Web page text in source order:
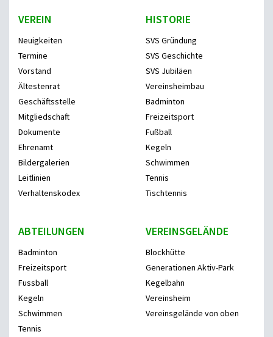
VEREIN
Neuigkeiten
Termine
Vorstand
Ältestenrat
Geschäftsstelle
Mitgliedschaft
Dokumente
Ehrenamt
Bildergalerien
Leitlinien
Verhaltenskodex
HISTORIE
SVS Gründung
SVS Geschichte
SVS Jubiläen
Vereinsheimbau
Badminton
Freizeitsport
Fußball
Kegeln
Schwimmen
Tennis
Tischtennis
ABTEILUNGEN
Badminton
Freizeitsport
Fussball
Kegeln
Schwimmen
Tennis
VEREINSGELÄNDE
Blockhütte
Generationen Aktiv-Park
Kegelbahn
Vereinsheim
Vereinsgelände von oben